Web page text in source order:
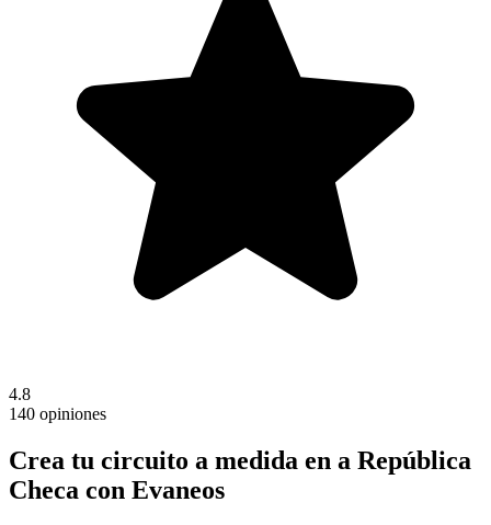
4.8
140 opiniones
Crea tu circuito a medida en a República
Checa con Evaneos